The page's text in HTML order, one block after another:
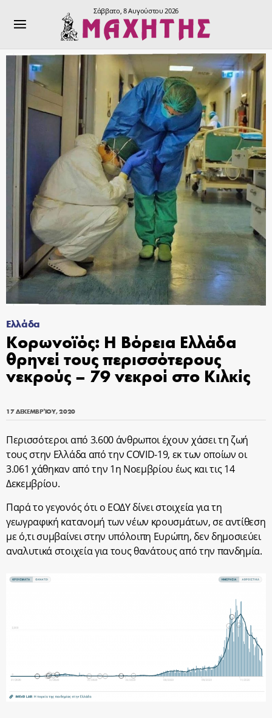
Σάββατο, 8 Αυγούστου 2026
Ελλάδα
Κορωνοϊός: Η Βόρεια Ελλάδα
θρηνεί τους περισσότερους
νεκρούς – 79 νεκροί στο Κιλκίς
17 ΔΕΚΕΜΒΡΊΟΥ, 2020
Περισσότεροι από 3.600 άνθρωποι έχουν χάσει τη ζωή
τους στην Ελλάδα από την COVID-19, εκ των οποίων οι
3.061 χάθηκαν από την 1η Νοεμβρίου έως και τις 14
Δεκεμβρίου.
Παρά το γεγονός ότι ο ΕΟΔΥ δίνει στοιχεία για τη
γεωγραφική κατανομή των νέων κρουσμάτων, σε αντίθεση
με ό,τι συμβαίνει στην υπόλοιπη Ευρώπη, δεν δημοσιεύει
αναλυτικά στοιχεία για τους θανάτους από την πανδημία.